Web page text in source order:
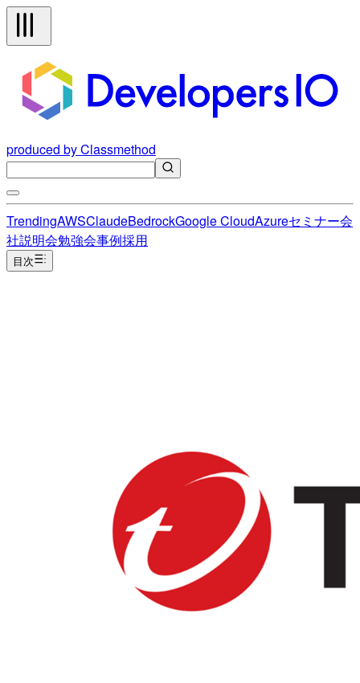
produced by Classmethod
TrendingAWSClaudeBedrockGoogle CloudAzureセミナー会
社説明会勉強会事例採用
目次